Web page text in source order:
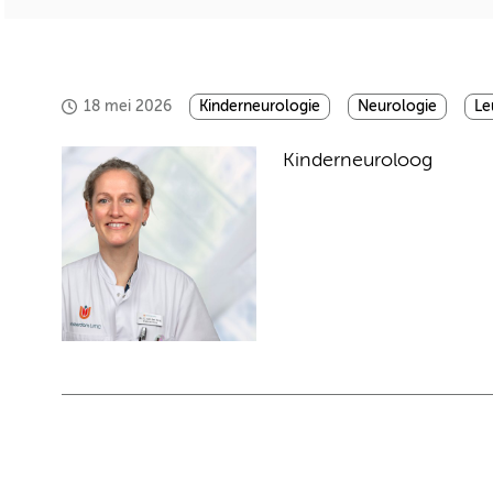
18 mei 2026 Kinderneurologie Neurologie
Kinderneuroloog